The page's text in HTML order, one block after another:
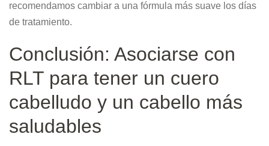
recomendamos cambiar a una fórmula más suave los días
de tratamiento.
Conclusión: Asociarse con
RLT para tener un cuero
cabelludo y un cabello más
saludables